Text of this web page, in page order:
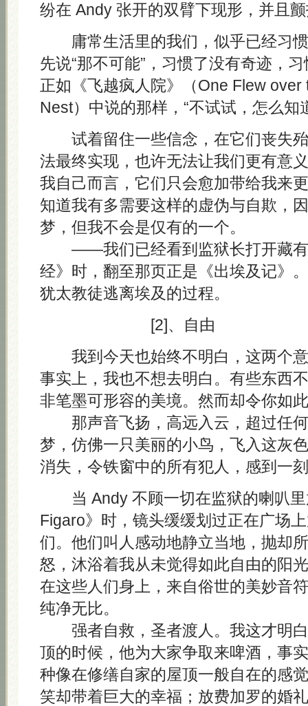
纷在 Andy 张开的双臂下现形，并且
庸常生活里的我们，似乎已经习惯
先说“那不可能”，习惯了没有奇迹，
正如《飞越疯人院》（One Flew over
Nest）中说的那样，“不试试，怎么知
试着留住一些信念，在它们丧失殆
法最终实现，也许无法让我们更有
我自己而言，它们只会愈加带给我来
知道我有多需要这样的虚伪与自欺，
梦，但我不会是仅有的一个。
——我们已经看到监狱长打开藏有
经》时，翻至那页正是《出埃及记》
犹太教徒逃离埃及的过程。
[2]、自由
我到今天也始终不明白，这两个意
事实上，我也不想去明白。有些东西
非笔墨可形容的美境。然而却令你如
那声音飞扬，高远入云，超过任何
梦，仿佛一只美丽的小鸟，飞入这灰
消失，令铁窗中的所有犯人，感到一
当 Andy 不顾一切在监狱的喇叭里
Figaro》时，镜头缓缓划过正在广场
们。他们叫人感动地静立当地，抛却
怒，沐浴着我从未觉得如此自由的阳
在这些人们身上，来自俗世的美妙音
纯净无比。
强者自救，圣者渡人。我这才明白
顶的时候，他为大家争取来啤酒，事
种像在修缮自家的屋顶一般自在的感
笑却带着巨大的幸福；放费加罗的婚